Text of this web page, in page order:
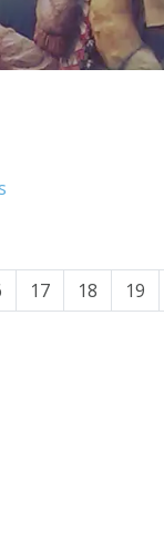
17 18 19